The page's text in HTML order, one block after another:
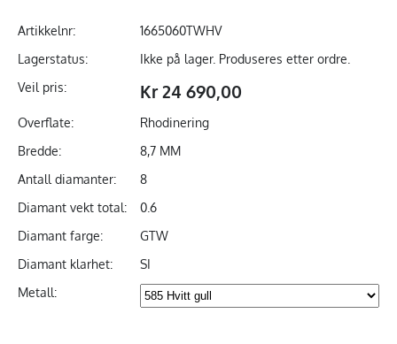
Artikkelnr:
1665060TWHV
Lagerstatus:
Ikke på lager. Produseres etter ordre.
Veil pris:
Kr 24 690,00
Overflate:
Rhodinering
Bredde:
8,7 MM
Antall diamanter:
8
Diamant vekt total:
0.6
Diamant farge:
GTW
Diamant klarhet:
SI
Metall: